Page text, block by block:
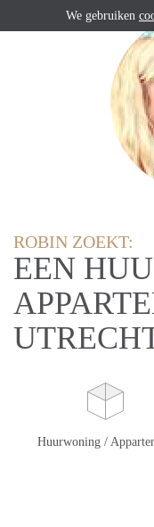
ROBIN ZOEKT:
EEN
Huurwoning /
We gebruiken